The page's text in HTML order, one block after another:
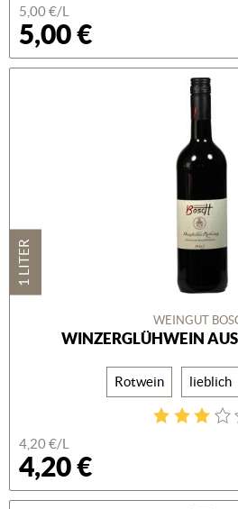
5,00 €/L
5,00 €
1 LITER
WEINGUT
WINZERGLÜHWEIN
Rotwein lieblich
4,20 €/L
4,20 €